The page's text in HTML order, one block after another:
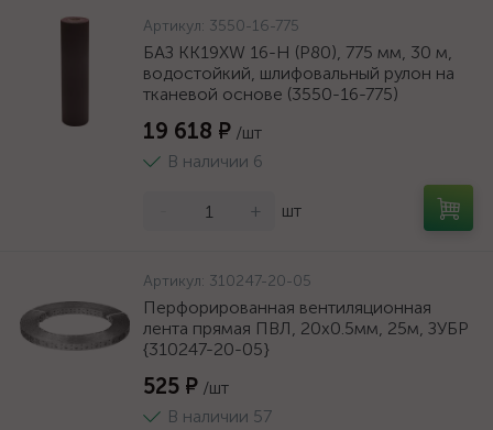
Артикул: 3550-16-775
БАЗ KK19XW 16-H (Р80), 775 мм, 30 м,
водостойкий, шлифовальный рулон на
тканевой основе (3550-16-775)
19 618 ₽ /шт
В наличии 6
+ шт
Артикул: 310247-20-05
Перфорированная вентиляционная
лента прямая ПВЛ, 20х0.5мм, 25м, ЗУБР
{310247-20-05}
525 ₽ /шт
В наличии 57